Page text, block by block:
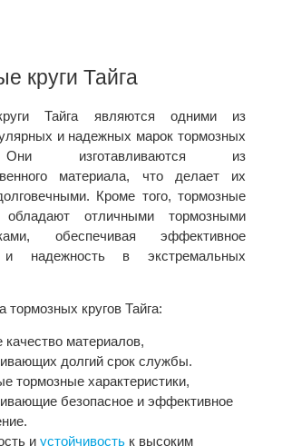
круги Тайга
Тайга являются одними из
и надежных марок тормозных
изготавливаются из
материала, что делает их
Кроме того, тормозные
обладают отличными тормозными
обеспечивая эффективное
и надежность в экстремальных
кругов Тайга:
качество материалов,
долгий срок службы.
тормозные характеристики,
безопасное и эффективное
и устойчивость к высоким